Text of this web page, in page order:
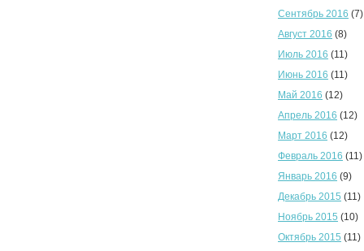
Сентябрь 2016 (7)
Август 2016 (8)
Июль 2016 (11)
Июнь 2016 (11)
Май 2016 (12)
Апрель 2016 (12)
Март 2016 (12)
Февраль 2016 (11)
Январь 2016 (9)
Декабрь 2015 (11)
Ноябрь 2015 (10)
Октябрь 2015 (11)